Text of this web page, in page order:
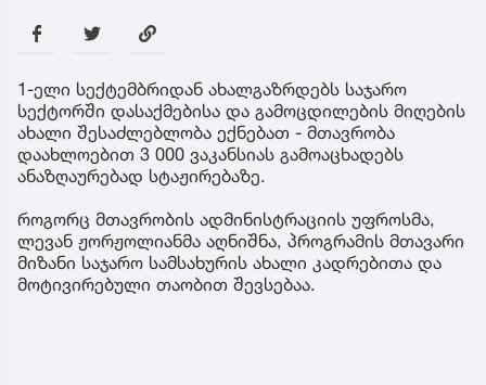
1-ელი სექტემბრიდან ახალგაზრდებს საჯარო
სექტორში დასაქმებისა და გამოცდილების მიღების
ახალი შესაძლებლობა ექნებათ - მთავრობა
დაახლოებით 3 000 ვაკანსიას გამოაცხადებს
ანაზღაურებად სტაჟირებაზე.
როგორც მთავრობის ადმინისტრაციის უფროსმა,
ლევან ჟორჟოლიანმა აღნიშნა, პროგრამის მთავარი
მიზანი საჯარო სამსახურის ახალი კადრებითა და
მოტივირებული თაობით შევსებაა.